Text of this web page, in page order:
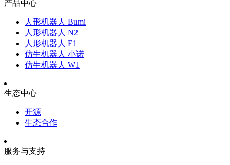
产品中心
人形机器人 Bumi
人形机器人 N2
人形机器人 E1
仿生机器人 小诺
仿生机器人 W1
生态中心
开源
生态合作
服务与支持